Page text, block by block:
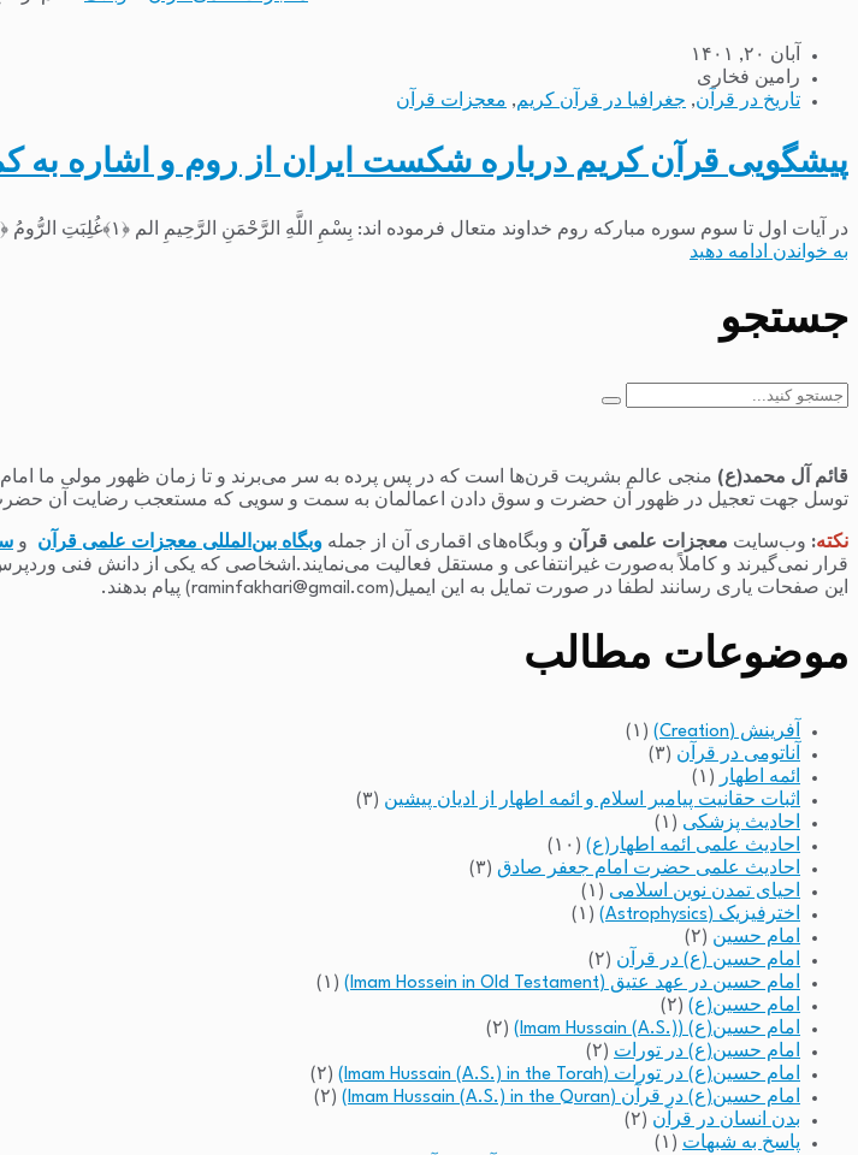
آبان ۲۰, ۱۴۰۱
رامین فخاری
تاریخ در قرآن, جغرافیا در قرآن کریم, معجزات قرآن
پیشگویی قرآن کریم درباره شکست ایران از روم و اشاره به
در آیات اول تا سوم سوره مبارکه روم خداوند متعال فرموده اند: بِسْمِ اللَّهِ الرَّحْمَنِ الرَّحِیمِ الم ﴿۱﴾غُلِبَتِ الرُّومُ ﴿۲﴾فِی أَدْنَى الْأَرْضِ وَهُمْ مِنْ بَعْدِ غَلَبِهِمْ سَیَغْلِبُونَ ﴿۳﴾ به...
به خواندن ادامه دهید
جستجو
جستجو
قائم آل محمد(ع) منجی عالم بشریت قرن‌ها است که در پس پرده به سر می‌برند و تا زمان ظهور مولی ما امام
توسل جهت تعجیل در ظهور آن حضرت و سوق دادن اعمالمان به سمت و سویی که مستعجب رضایت آن حضرت
نکته: وب‌سایت معجزات علمی قرآن و وبگاه‌های اقماری آن از جمله وبگاه بین‌المللی معجزات علمی قرآن و
قرار نمی‌گیرند و کاملاً به‌صورت غیرانتفاعی و مستقل فعالیت می‌نمایند.اشخاصی که یکی از دانش فنی
این صفحات یاری رسانند لطفا در صورت تمایل به این ایمیل(raminfakhari@gmail.com) پیام بدهند.
موضوعات مطالب
آفرینش (Creation)
(۱)
آناتومی در قرآن (۳)
ائمه اطهار
(۱)
اثبات حقانیت پیامبر اسلام و ائمه اطهار از ادیان پیشین (۳)
احادیث پزشکی (۱)
احادیث علمی ائمه اطهار(ع) (۱۰)
احادیث علمی حضرت امام جعفر صادق (۳)
احیای تمدن نوین اسلامی (۱)
اخترفیزیک (Astrophysics)
(۱)
امام حسین (۲)
امام حسین (ع) در قرآن (۲)
امام حسین در عهد عتیق (Imam Hossein in Old Testament)
(۱)
امام حسین(ع) (۲)
امام حسین(ع) (Imam Hussain (A.S.))
(۲)
امام حسین(ع) در تورات (۲)
امام حسین(ع) در تورات (Imam Hussain (A.S.) in the Torah)
(۲)
امام حسین(ع) در قرآن (Imam Hussain (A.S.) in the Quran)
(۲)
بدن انسان در قرآن (۲)
پاسخ به شبهات (۱)